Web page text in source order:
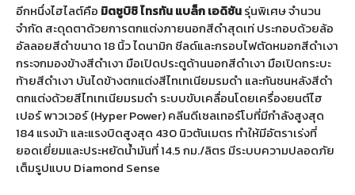
อีกหนึ่งไฮไลต์คือ มิตซูบิชิไทรทันแบล็กเอดิชันรุ่นพิเศษ จำนวน
จำกัด สะดุดตาด้วยการตกแต่งภายนอกสีดำสุดเท่ ประกอบด้วยล้อ
อัลลอยสีดำขนาด 18 นิ้ว ไดนามิก ชีลด์และกรอบไฟตัดหมอกสีดำเงา
กระจกมองข้างสีดำเงา มือเปิดประตูด้านนอกสีดำเงา มือเปิดกระบะ
ท้ายสีดำเงา บันไดข้างตกแต่งสีไทเทเนียมรมดำ และกันชนหลังสีดำ
ตกแต่งด้วยสีไทเทเนียมรมดำ ระบบขับเคลื่อนโดยเครื่องยนต์ไฮ
เปอร์ พาวเวอร์ (Hyper Power) คลีนดีเซลเทอร์โบที่มีกำลังสูงสุด
184 แรงม้า และแรงบิดสูงสุด 430 นิวตันเมตร ทำให้มีอัตราเร่งที่
ยอดเยี่ยมและประหยัดน้ำมันที่ 14.5 กม./ลิตร มีระบบความปลอดภัย
เต็มรูปแบบ Diamond Sense